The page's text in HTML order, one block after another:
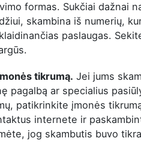
formas. Sukčiai dažnai
skambina iš numerių,
paslaugas.
tikrumą. Jei jums
pagalbą ar specialius
patikrinkite įmonės
internete ir
jog skambutis buvo